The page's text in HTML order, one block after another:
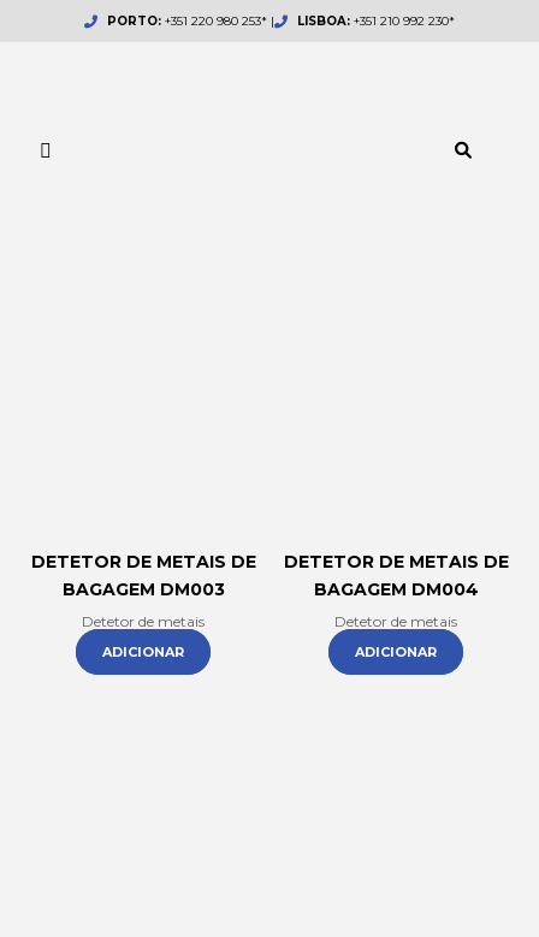
PORTO: +351 220 980 253* | LISBOA:+351 210 992 230*
DETETOR DE METAIS DE
BAGAGEM DM003
Detetor de metais
ADICIONAR
DETETOR DE METAIS DE
BAGAGEM DM004
Detetor de metais
ADICIONAR